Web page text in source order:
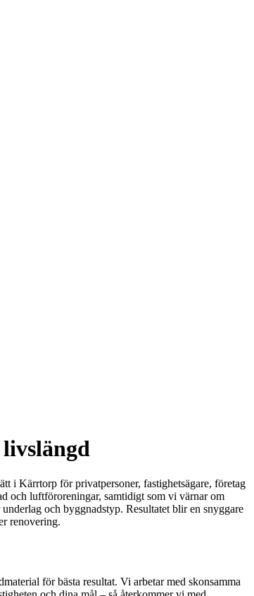
i Kärrtorp för privatpersoner, fastighetsägare, företag
och luftföroreningar, samtidigt som vi värnar om
och byggnadstyp. Resultatet blir en snyggare
renovering.
för bästa resultat. Vi arbetar med skonsamma